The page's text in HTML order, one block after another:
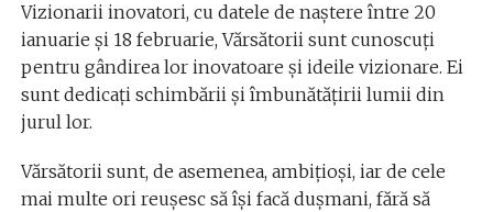
Vizionarii inovatori, cu datele de naștere între 20
ianuarie și 18 februarie, Vărsătorii sunt cunoscuți
pentru gândirea lor inovatoare și ideile vizionare. Ei
sunt dedicați schimbării și îmbunătățirii lumii din
jurul lor.
Vărsătorii sunt, de asemenea, ambițioși, iar de cele
mai multe ori reușesc să își facă dușmani, fără să